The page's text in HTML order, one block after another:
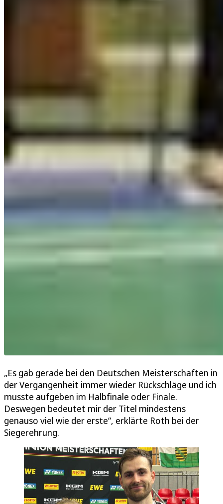
„Es gab gerade bei den Deutschen Meisterschaften in
der Vergangenheit immer wieder Rückschläge und ich
musste aufgeben im Halbfinale oder Finale.
Deswegen bedeutet mir der Titel mindestens
genauso viel wie der erste“, erklärte Roth bei der
Siegerehrung.